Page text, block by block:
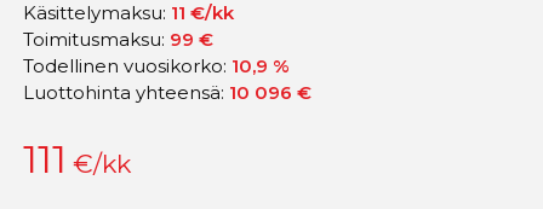
Käsittelymaksu: 11 €/kk
Toimitusmaksu: 99 €
Todellinen vuosikorko: 10,9 %
Luottohinta yhteensä: 10 096 €
111 €/kk